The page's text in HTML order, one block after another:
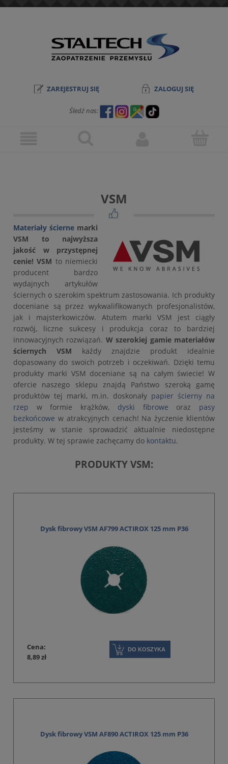
ZAREJESTRUJ SIĘ ZALOGUJ SIĘ
Śledź nas:
VSM
Materiały ścierne marki
VSM to najwyższa
jakość w przystępnej
cenie! VSM to niemiecki
producent bardzo
wydajnych artykułów
ściernych o szerokim spektrum zastosowania. Ich produkty
doceniane są przez wykwalifikowanych profesjonalistów,
jak i majsterkowiczów. Atutem marki VSM
jest ciągły
rozwój, liczne sukcesy i produkcja coraz to bardziej
innowacyjnych rozwiązań. W szerokiej gamie materiałów
ściernych VSM każdy znajdzie produkt idealnie
dopasowany do swoich potrzeb i oczekiwań. Dzięki temu
produkty marki VSM doceniane są na całym świecie! W
ofercie naszego sklepu znajdą Państwo szeroką gamę
produktów tej marki, m.in. doskonały papier ścierny na
rzep w formie krążków, dyski fibrowe oraz pasy
bezkońcowe w atrakcyjnych cenach! Na życzenie klientów
jesteśmy w stanie sprowadzić aktualnie niedostępne
produkty. W tej sprawie zachęcamy do kontaktu.
PRODUKTY VSM:
Dysk fibrowy VSM AF799 ACTIROX 125 mm P36
Cena:
8,89 zł
DO KOSZYKA
Dysk fibrowy VSM AF890 ACTIROX 125 mm P36